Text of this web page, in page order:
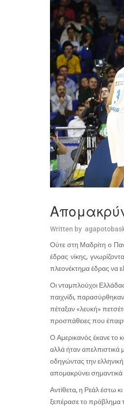
Written by
Ούτε στη Μαδρίτη ο
έδρας νίκης,
πλεονέκτημα έδρας να
Οι νταμπλούχοι
παιχνίδι,
πέταξαν «λευκή»
προσπάθειες που
Ο Αμερικανός έκανε το
αλλά ήταν απελπιστικά
οδηγώντας την
απομακρύνει
Αντίθετα, η Ρεάλ έστω
ξεπέρασε το πρόβλημα